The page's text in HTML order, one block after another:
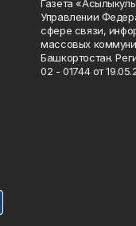
Газета
Управлении
сфере связи,
массовых
Башкортостан.
02 - 01744 от